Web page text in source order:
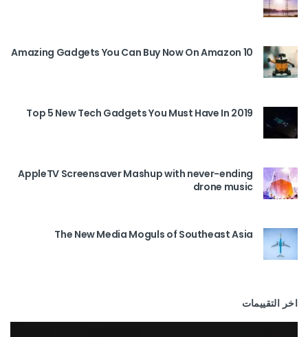
10 Amazing Gadgets You Can Buy Now On Amazon
Top 5 New Tech Gadgets You Must Have In 2019
AppleTV Screensaver Mashup with never-ending
drone music
The New Media Moguls of Southeast Asia
اخر التقييمات